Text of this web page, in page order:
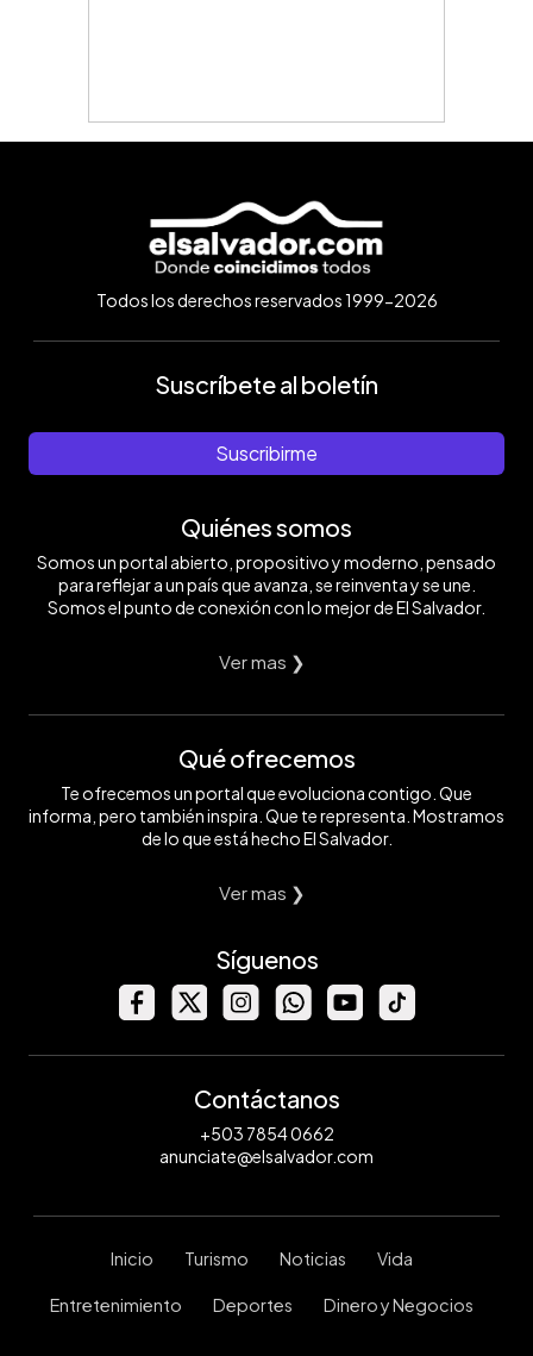
Todos los derechos reservados 1999-2026
Suscríbete al boletín
Suscribirme
Quiénes somos
Somos un portal abierto, propositivo y moderno, pensado
para reflejar a un país que avanza, se reinventa y se une.
Somos el punto de conexión con lo mejor de El Salvador.
Ver mas ❯
Qué ofrecemos
Te ofrecemos un portal que evoluciona contigo. Que
informa, pero también inspira. Que te representa. Mostramos
de lo que está hecho El Salvador.
Ver mas ❯
Síguenos
Contáctanos
+503 7854 0662
anunciate@elsalvador.com
Inicio Turismo Noticias Vida
Entretenimiento Deportes Dinero y Negocios